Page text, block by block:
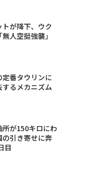
トが降下、ウク
人空挺強襲」
番タウリンに
するメカニズム
所が150キロにわ
引き寄せに奔
目